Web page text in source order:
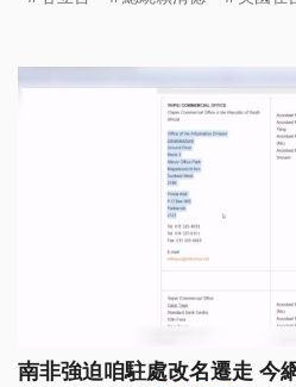
南非強迫咱駐處改名遷走 今